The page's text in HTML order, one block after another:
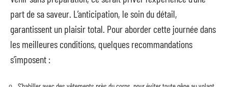
part de sa saveur. L’anticipation, le soin du détail,
garantissent un plaisir total. Pour aborder cette journée dans
les meilleures conditions, quelques recommandations
s’imposent :